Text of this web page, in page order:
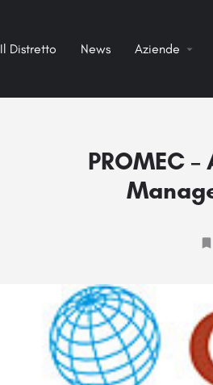
Il Distretto News Aziende
PROMEC